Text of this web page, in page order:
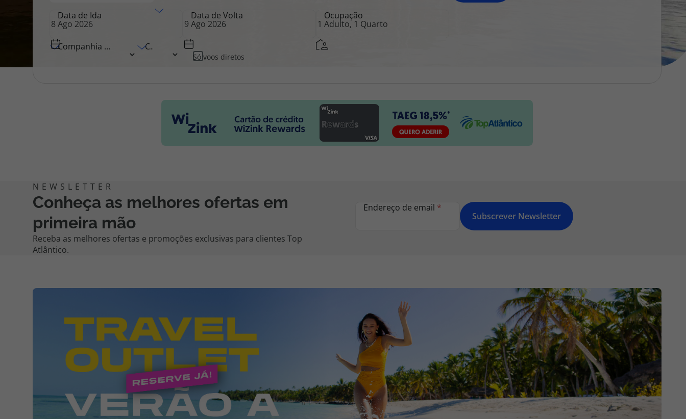
Data de Ida Data de Volta Ocupação
Companhia Aérea Classe
Só voos diretos
Conheça as melhores ofertas em
primeira mão
Receba as melhores ofertas e promoções exclusivas para clientes Top
Atlântico.
Endereço de email *
Subscrever Newsletter